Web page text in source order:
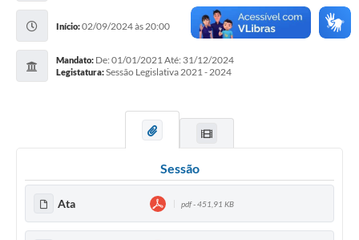
Contas Públicas
FAQ - Perguntas Frequentes
Ouvidoria
Início:02/09/2024 às 20:00
Mandato: De: 01/01/2021 Até: 31/12/2024
Legistatura:Sessão Legislativa 2021 - 2024
Sessão
Ata pdf - 451,91 KB